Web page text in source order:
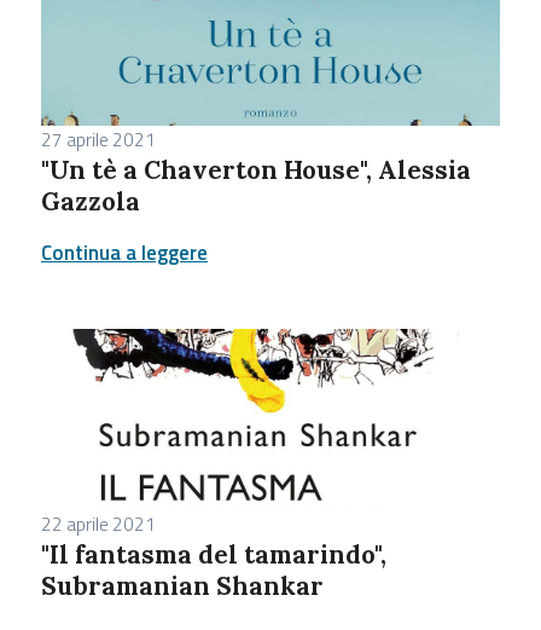
27 aprile 2021
"Un tè a Chaverton House", Alessia
Gazzola
Continua a leggere
22 aprile 2021
"Il fantasma del tamarindo",
Subramanian Shankar